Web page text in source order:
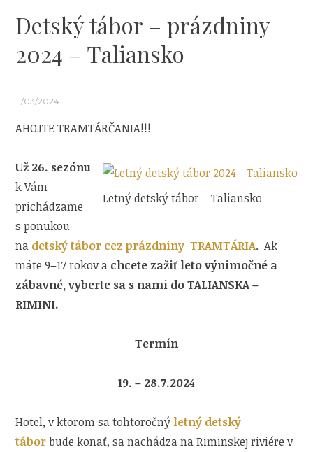
Detský tábor – prázdniny
2024 – Taliansko
11/03/2024
AHOJTE TRAMTÁRČANIA!!!
Letný detský tábor – Taliansko
Už 26. sezónu
k Vám
prichádzame
s ponukou
na detský tábor cez prázdniny TRAMTÁRIA. Ak
máte 9–17 rokov a chcete zažiť leto výnimočné a
zábavné, vyberte sa s nami do TALIANSKA –
RIMINI.
Termín
19. – 28.7.2024
Hotel, v ktorom sa tohtoročný letný detský
táborbude konať, sa nachádza na Riminskej riviére v